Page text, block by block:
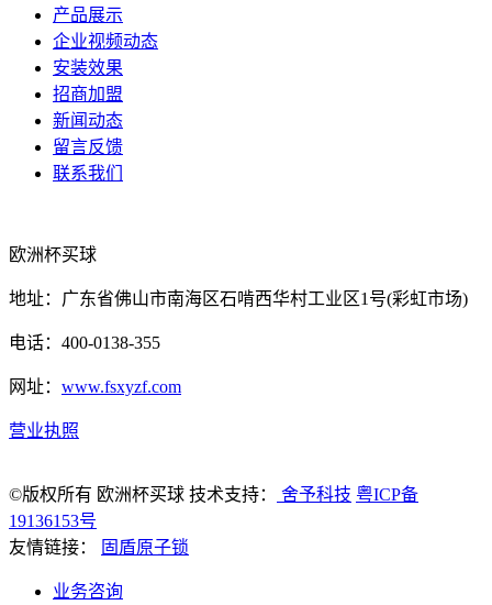
产品展示
企业视频动态
安装效果
招商加盟
新闻动态
留言反馈
联系我们
欧洲杯买球
地址：广东省佛山市南海区石啃西华村工业区1号(彩虹市场)
电话：400-0138-355
网址： www.fsxyzf.com
营业执照
©版权所有 欧洲杯买球 技术支持： 舍予科技 粤ICP备
19136153号
友情链接：
固盾原子锁
业务咨询